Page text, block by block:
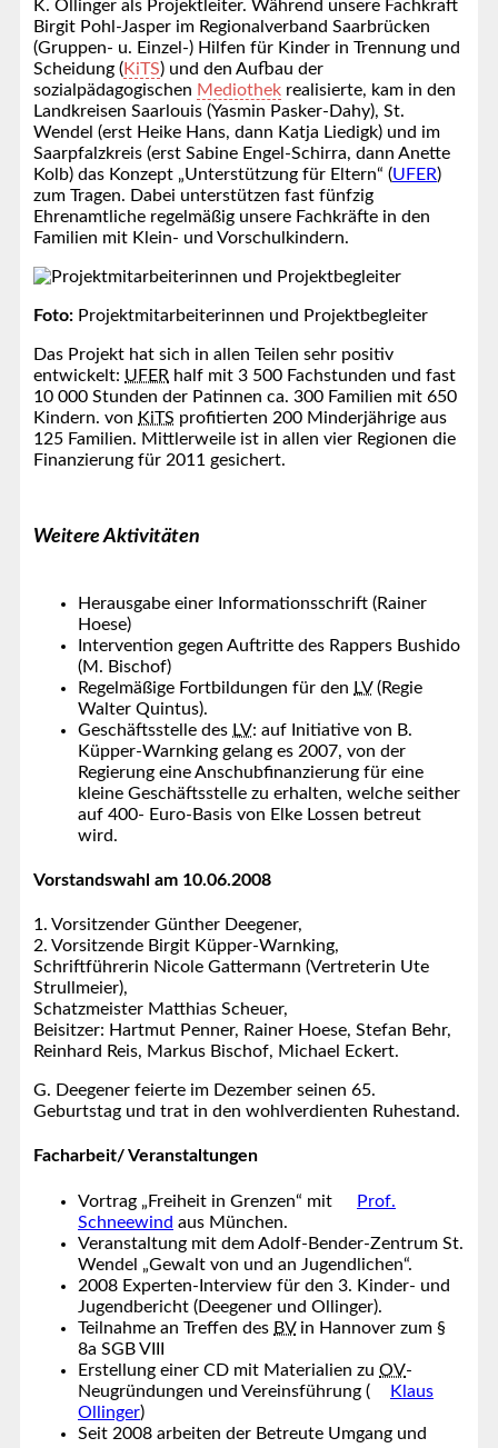
K. Ollinger als Projektleiter. Während unsere Fachkraft
Birgit Pohl-Jasper im Regionalverband Saarbrücken
(Gruppen- u. Einzel-) Hilfen für Kinder in Trennung und
Scheidung (KiTS) und den Aufbau der
sozialpädagogischen Mediothek realisierte, kam in den
Landkreisen Saarlouis (Yasmin Pasker-Dahy), St.
Wendel (erst Heike Hans, dann Katja Liedigk) und im
Saarpfalzkreis (erst Sabine Engel-Schirra, dann Anette
Kolb) das Konzept „Unterstützung für Eltern“ (UFER)
zum Tragen. Dabei unterstützen fast fünfzig
Ehrenamtliche regelmäßig unsere Fachkräfte in den
Familien mit Klein- und Vorschulkindern.
Foto: Projektmitarbeiterinnen und Projektbegleiter
Das Projekt hat sich in allen Teilen sehr positiv
entwickelt: UFER half mit 3 500 Fachstunden und fast
10 000 Stunden der Patinnen ca. 300 Familien mit 650
Kindern. von KiTS profitierten 200 Minderjährige aus
125 Familien. Mittlerweile ist in allen vier Regionen die
Finanzierung für 2011 gesichert.
Weitere Aktivitäten
Herausgabe einer Informationsschrift (Rainer
Hoese)
Intervention gegen Auftritte des Rappers Bushido
(M. Bischof)
Regelmäßige Fortbildungen für den LV(Regie
Walter Quintus).
Geschäftsstelle des LV: auf Initiative von B.
Küpper-Warnking gelang es 2007, von der
Regierung eine Anschubfinanzierung für eine
kleine Geschäftsstelle zu erhalten, welche seither
auf 400- Euro-Basis von Elke Lossen betreut
wird.
Vorstandswahl am 10.06.2008
1. Vorsitzender Günther Deegener,
2. Vorsitzende Birgit Küpper-Warnking,
Schriftführerin Nicole Gattermann (Vertreterin Ute
Strullmeier),
Schatzmeister Matthias Scheuer,
Beisitzer: Hartmut Penner, Rainer Hoese, Stefan Behr,
Reinhard Reis, Markus Bischof, Michael Eckert.
G. Deegener feierte im Dezember seinen 65.
Geburtstag und trat in den wohlverdienten Ruhestand.
Facharbeit/ Veranstaltungen
Vortrag „Freiheit in Grenzen“ mit
Prof.
Schneewind aus München.
Veranstaltung mit dem Adolf-Bender-Zentrum St.
Wendel „Gewalt von und an Jugendlichen“.
2008 Experten-Interview für den 3. Kinder- und
Jugendbericht (Deegener und Ollinger).
Teilnahme an Treffen des BVin Hannover zum §
8a SGB VIII
Erstellung einer CD mit Materialien zu OV-
Neugründungen und Vereinsführung (
Klaus
Ollinger)
Seit 2008 arbeiten der Betreute Umgang und